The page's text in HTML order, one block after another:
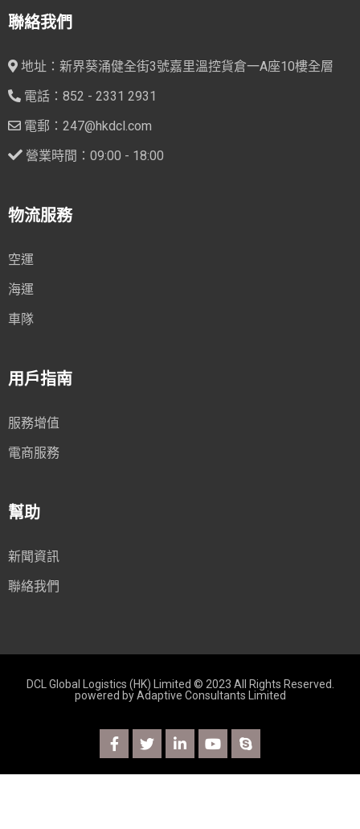
聯絡我們
地址：新界葵涌健全街3號嘉里溫控貨倉一A座10樓全層
電話：852 - 2331 2931
電郵：247@hkdcl.com
營業時間：09:00 - 18:00
物流服務
空運
海運
車隊
用戶指南
服務增值
電商服務
幫助
新聞資訊
聯絡我們
DCL Global Logistics (HK) Limited © 2023 All Rights Reserved.
powered byAdaptive Consultants Limited